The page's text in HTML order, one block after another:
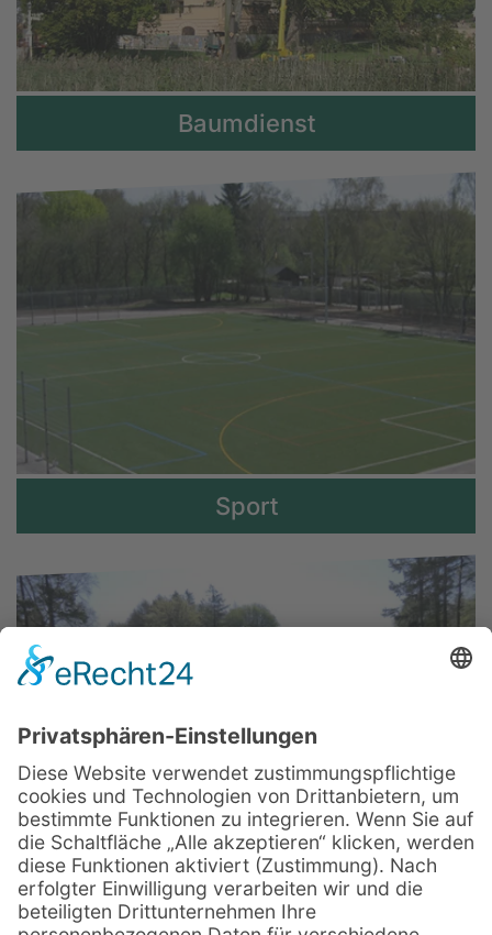
Baumdienst
Sport
Golf